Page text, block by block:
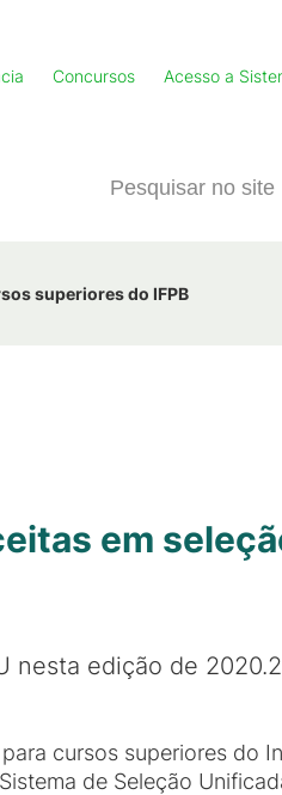
Concursos Acesso a
superiores do IFPB
em
nesta edição de
cursos superiores do
de Seleção